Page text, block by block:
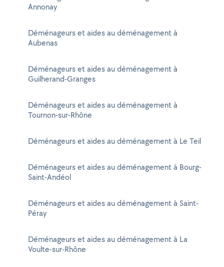
Annonay
Déménageurs et aides au déménagement à
Aubenas
Déménageurs et aides au déménagement à
Guilherand-Granges
Déménageurs et aides au déménagement à
Tournon-sur-Rhône
Déménageurs et aides au déménagement à Le Teil
Déménageurs et aides au déménagement à Bourg-
Saint-Andéol
Déménageurs et aides au déménagement à Saint-
Péray
Déménageurs et aides au déménagement à La
Voulte-sur-Rhône